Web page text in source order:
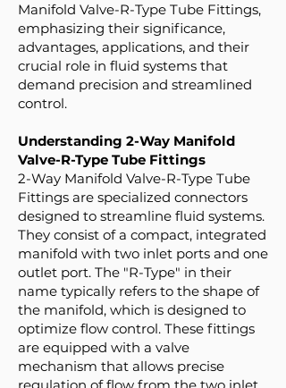
Manifold Valve-R-Type Tube Fittings,
emphasizing their significance,
advantages, applications, and their
crucial role in fluid systems that
demand precision and streamlined
control.
Understanding 2-Way Manifold
Valve-R-Type Tube Fittings
2-Way Manifold Valve-R-Type Tube
Fittings are specialized connectors
designed to streamline fluid systems.
They consist of a compact, integrated
manifold with two inlet ports and one
outlet port. The "R-Type" in their
name typically refers to the shape of
the manifold, which is designed to
optimize flow control. These fittings
are equipped with a valve
mechanism that allows precise